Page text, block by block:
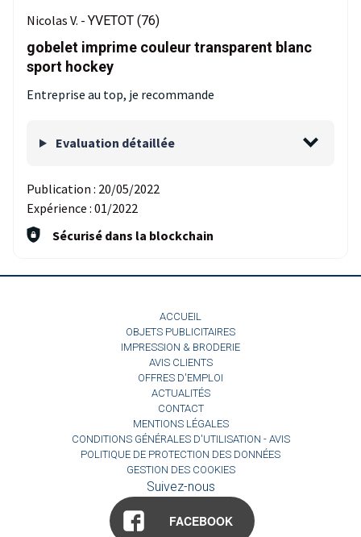
Nicolas V. - YVETOT (76)
gobelet imprime couleur transparent blanc
sport hockey
Entreprise au top, je recommande
Evaluation détaillée
Publication : 20/05/2022
Expérience : 01/2022
Sécurisé dans la blockchain
ACCUEIL
OBJETS PUBLICITAIRES
IMPRESSION & BRODERIE
AVIS CLIENTS
OFFRES D'EMPLOI
ACTUALITÉS
CONTACT
MENTIONS LÉGALES
CONDITIONS GÉNÉRALES D'UTILISATION - AVIS
POLITIQUE DE PROTECTION DES DONNÉES
GESTION DES COOKIES
Suivez-nous
FACEBOOK